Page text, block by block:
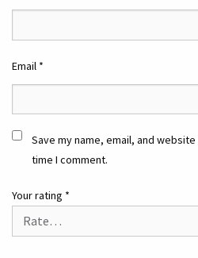
Email *
Save my name, email, and
time I comment.
Your rating *